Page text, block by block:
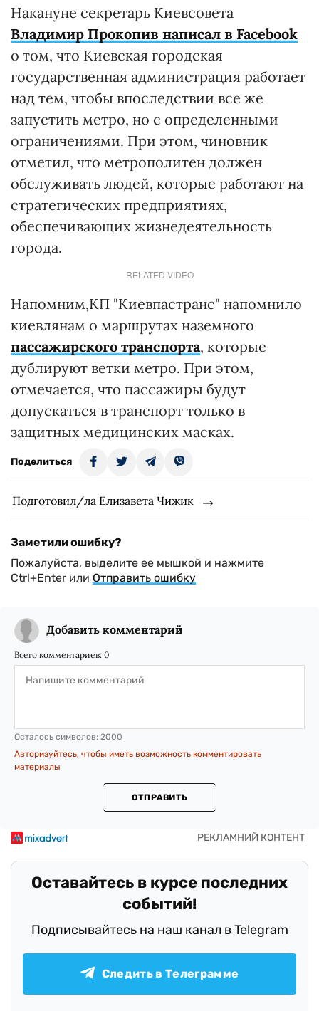
Накануне секретарь Киевсовета
Владимир Прокопив написал в Facebook
о том, что Киевская городская
государственная администрация работает
над тем, чтобы впоследствии все же
запустить метро, но с определенными
ограничениями. При этом, чиновник
отметил, что метрополитен должен
обслуживать людей, которые работают на
стратегических предприятиях,
обеспечивающих жизнедеятельность
города.
RELATED VIDEO
Напомним,КП "Киевпастранс" напомнило
киевлянам о маршрутах наземного
пассажирского транспорта, которые
дублируют ветки метро. При этом,
отмечается, что пассажиры будут
допускаться в транспорт только в
защитных медицинских масках.
Поделиться
Подготовил/ла Елизавета Чижик
Заметили ошибку?
Пожалуйста, выделите ее мышкой и нажмите
Ctrl+Enter или Отправить ошибку
Добавить комментарий
Всего комментариев: 0
Осталось символов: 2000
Авторизуйтесь, чтобы иметь возможность комментировать
материалы
ОТПРАВИТЬ
Оставайтесь в курсе последних
событий!
Подписывайтесь на наш канал в Telegram
Следить в Телеграмме